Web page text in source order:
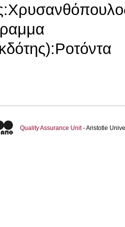
Quality Assurance Unit- Aristotle